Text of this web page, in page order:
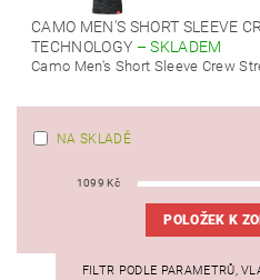
CAMO MEN'S SHORT SLEEVE
TECHNOLOGY –SKLADEM
Camo Men's Short Sleeve Crew
NA SKLADĚ
1099 Kč
POLOŽEK K
FILTR PODLE PARAMETRŮ,